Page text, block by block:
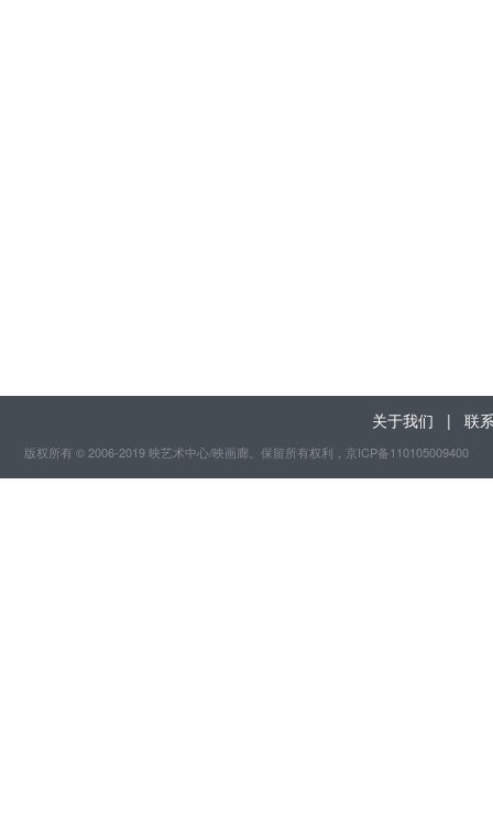
关于我们 | 联
版权所有 © 2006-2019 映艺术中心/映画廊。保留所有权利 ，京ICP备110105009400